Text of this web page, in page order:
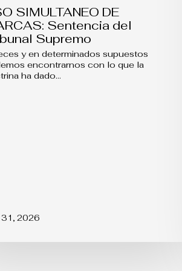
SIMULTANEO DE
Sentencia del
Supremo
y en determinados supuestos
encontrarnos con lo que la
ha dado…
31, 2026